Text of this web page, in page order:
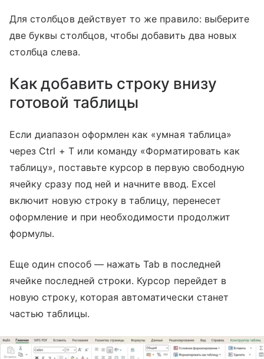
Для столбцов действует то же правило: выберите
две буквы столбцов, чтобы добавить два новых
столбца слева.
Как добавить строку внизу
готовой таблицы
Если диапазон оформлен как «умная таблица»
через Ctrl + T или команду «Форматировать как
таблицу», поставьте курсор в первую свободную
ячейку сразу под ней и начните ввод. Excel
включит новую строку в таблицу, перенесет
оформление и при необходимости продолжит
формулы.
Еще один способ — нажать Tab в последней
ячейке последней строки. Курсор перейдет в
новую строку, которая автоматически станет
частью таблицы.